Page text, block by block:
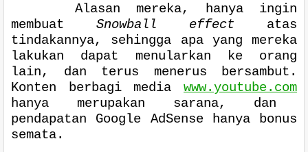
Alasan mereka, hanya ingin
membuat Snowball effect atas
tindakannya, sehingga apa yang mereka
lakukan dapat menularkan ke orang
lain, dan terus menerus bersambut.
Konten berbagi media www.youtube.com
hanya merupakan sarana, dan
pendapatan Google AdSense hanya bonus
semata.